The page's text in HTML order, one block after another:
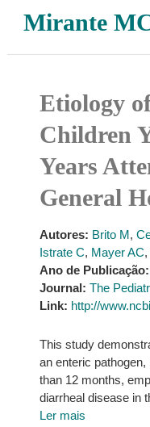
Mirante
Etiology
Children
Years
General
Autores: Brito M,
Istrate C, Mayer AC,
Ano de Publicação:
Journal: The
Link: http://
This study
an enteric
than 12 months,
diarrheal disease in
Ler mais